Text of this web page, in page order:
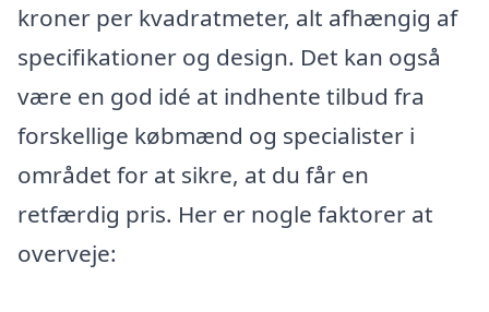
kroner per kvadratmeter, alt afhængig af
specifikationer og design. Det kan også
være en god idé at indhente tilbud fra
forskellige købmænd og specialister i
området for at sikre, at du får en
retfærdig pris. Her er nogle faktorer at
overveje: